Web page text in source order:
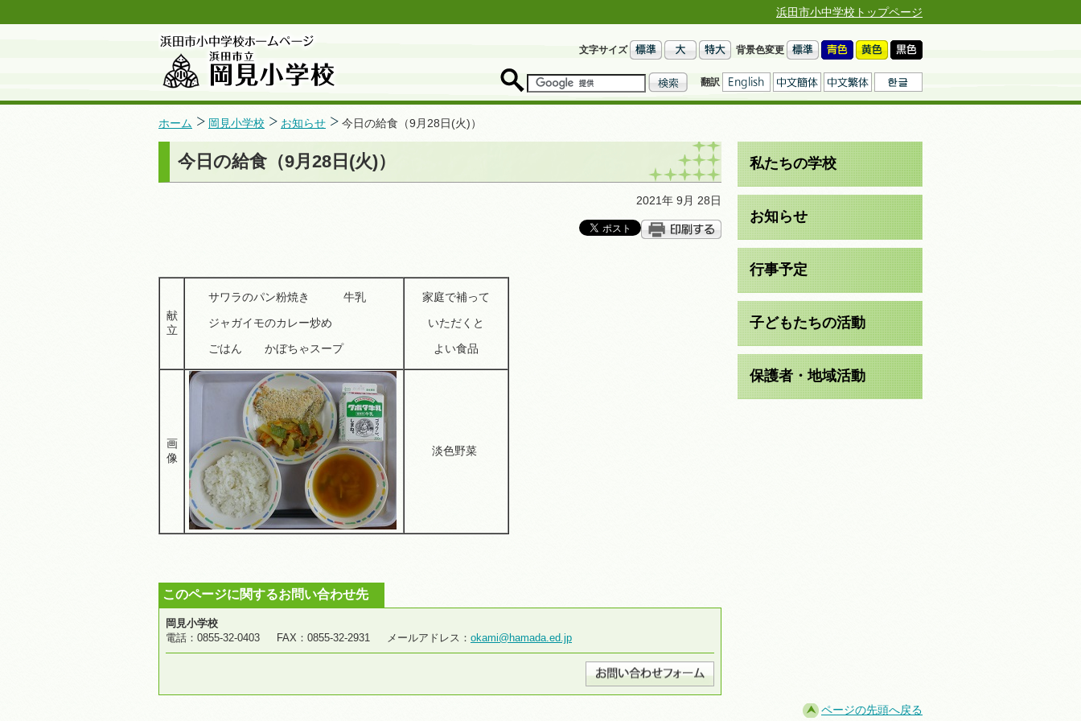
浜田市小中学校トップページ
文字サイズ 背景色変更
翻訳
ホーム 岡見小学校 お知らせ 今日の給食（9月28日(火)）
今日の給食（9月28日(火)）
2021年 9月 28日
献
立
サワラのパン粉焼き 牛乳
ジャガイモのカレー炒め
ごはん かぼちゃスープ
家庭で補って
いただくと
よい食品
画
像
淡色野菜
このページに関するお問い合わせ先
岡見小学校
電話：0855-32-0403 FAX：0855-32-2931 メールアドレス： okami@hamada.ed.jp
私たちの学校
お知らせ
行事予定
子どもたちの活動
保護者・地域活動
ページの先頭へ戻る